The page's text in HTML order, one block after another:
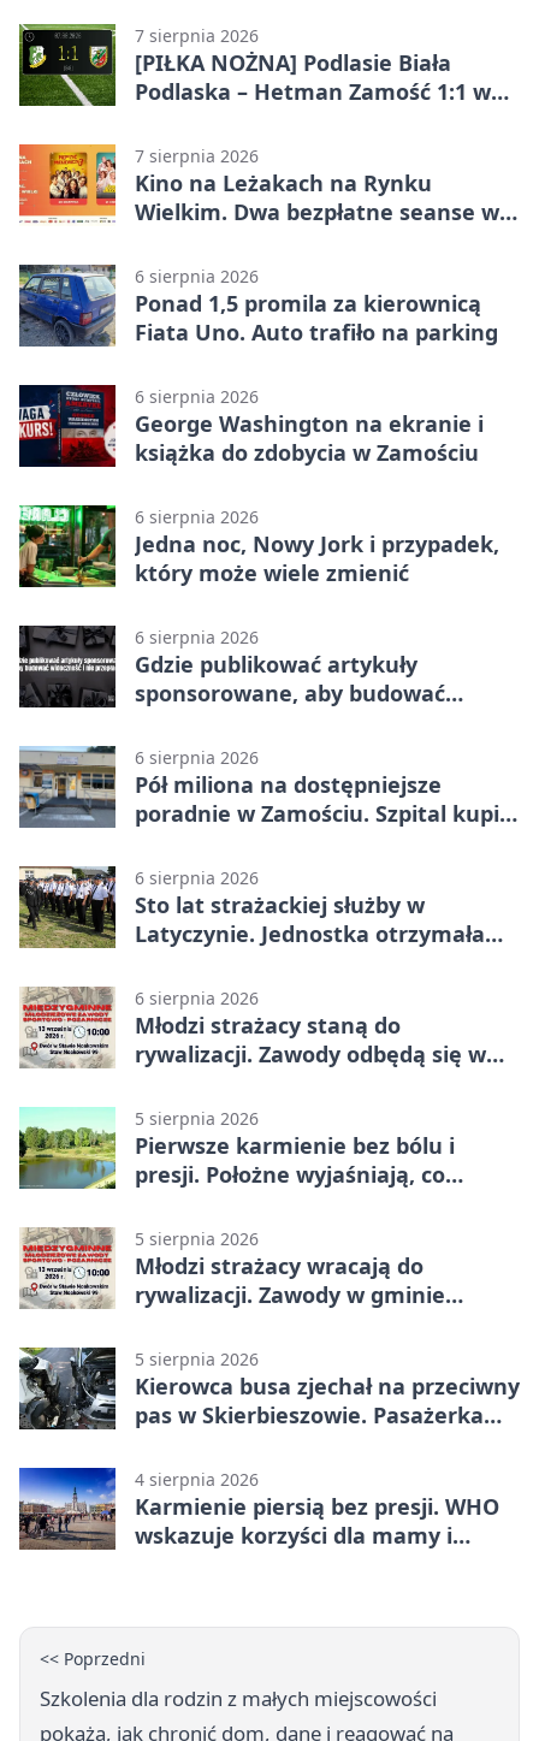
7 sierpnia 2026
[PIŁKA NOŻNA] Podlasie Biała
Podlaska – Hetman Zamość 1:1 w
podział punktów po bezbramkowej
pierwszej połowie
7 sierpnia 2026
Kino na Leżakach na Rynku
Wielkim. Dwa bezpłatne seanse w
6 sierpnia 2026
Ponad 1,5 promila za kierownicą
Fiata Uno. Auto trafiło na parking
6 sierpnia 2026
George Washington na ekranie i
książka do zdobycia w Zamościu
6 sierpnia 2026
Jedna noc, Nowy Jork i przypadek,
który może wiele zmienić
6 sierpnia 2026
Gdzie publikować artykuły
sponsorowane, aby budować
6 sierpnia 2026
Pół miliona na dostępniejsze
poradnie w Zamościu. Szpital kupi
6 sierpnia 2026
Sto lat strażackiej służby w
Latyczynie. Jednostka otrzymała
6 sierpnia 2026
Młodzi strażacy staną do
rywalizacji. Zawody odbędą się w
5 sierpnia 2026
Pierwsze karmienie bez bólu i
presji. Położne wyjaśniają, co
5 sierpnia 2026
Młodzi strażacy wracają do
rywalizacji. Zawody w gminie
5 sierpnia 2026
Kierowca busa zjechał na przeciwny
pas w Skierbieszowie. Pasażerka
4 sierpnia 2026
Karmienie piersią bez presji. WHO
wskazuje korzyści dla mamy i
<< Poprzedni
Szkolenia dla rodzin z małych miejscowości
pokażą, jak chronić dom, dane i reagować na